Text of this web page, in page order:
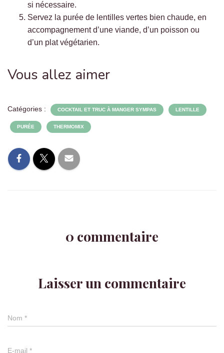
si nécessaire.
Servez la purée de lentilles vertes bien chaude, en
accompagnement d’une viande, d’un poisson ou
d’un plat végétarien.
Vous allez aimer
Catégories : COCKTAIL ET TRUC À MANGER SYMPAS LENTILLE
PURÉE THERMOMIX
0 commentaire
Laisser un commentaire
Nom *
E-mail *